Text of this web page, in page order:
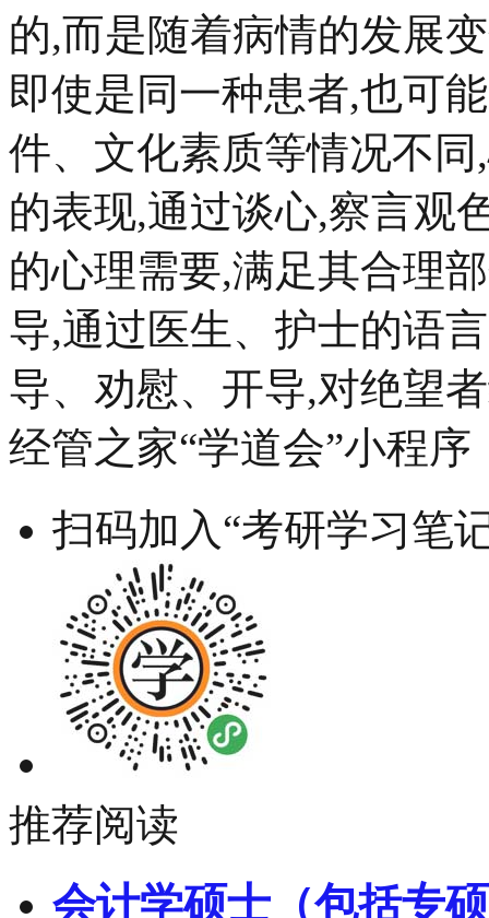
的,而是随着病情的发展
即使是同一种患者,也可
件、文化素质等情况不
的表现,通过谈心,察言观
的心理需要,满足其合理
导,通过医生、护士的语
导、劝慰、开导,对绝望
经管之家“学道会”小程序
扫码加入“考研学习笔
推荐阅读
会计学硕士（包括专